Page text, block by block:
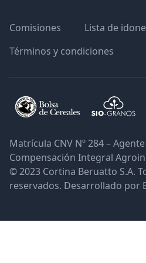
Comisiones
Lista de
Términos y condiciones
Matrícula CNV Nº 284 –
Compensación Integral
© 2023 Cortina Beruatto S.A.
reservados. Desarrollado por